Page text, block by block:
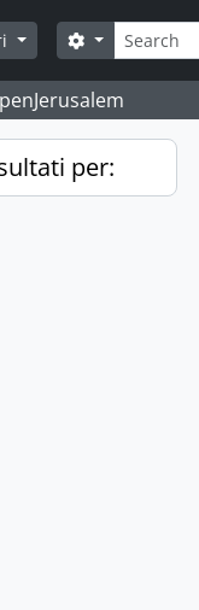
Cerca
Search options
per: